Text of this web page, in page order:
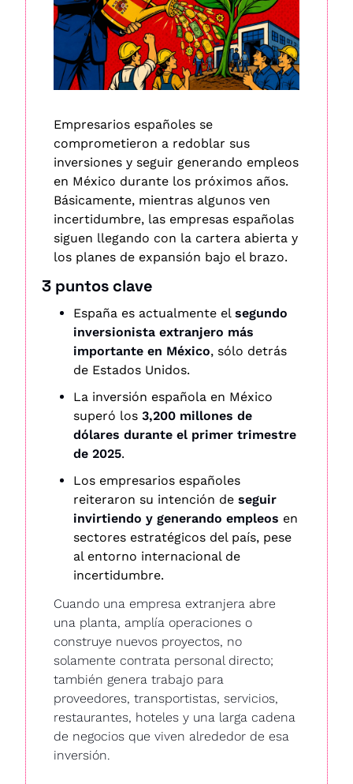
Empresarios españoles se
comprometieron a redoblar sus
inversiones y seguir generando empleos
en México durante los próximos años.
Básicamente, mientras algunos ven
incertidumbre, las empresas españolas
siguen llegando con la cartera abierta y
los planes de expansión bajo el brazo.
3 puntos clave
España es actualmente el segundo
inversionista extranjero más
importante en México, sólo detrás
de Estados Unidos.
La inversión española en México
superó los 3,200 millones de
dólares durante el primer trimestre
de 2025.
Los empresarios españoles
reiteraron su intención de seguir
invirtiendo y generando empleos en
sectores estratégicos del país, pese
al entorno internacional de
incertidumbre.
Cuando una empresa extranjera abre
una planta, amplía operaciones o
construye nuevos proyectos, no
solamente contrata personal directo;
también genera trabajo para
proveedores, transportistas, servicios,
restaurantes, hoteles y una larga cadena
de negocios que viven alrededor de esa
inversión.